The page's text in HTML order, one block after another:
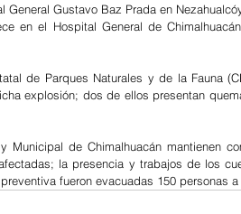
General Gustavo Baz Prada en
de Parques Naturales y de la Fauna
explosión; dos de ellos presentan
Municipal de Chimalhuacán mantienen
la presencia y trabajos de los
fueron evacuadas 150 personas